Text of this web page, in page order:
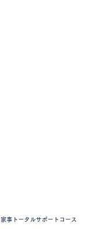
家事トータルサポートコース